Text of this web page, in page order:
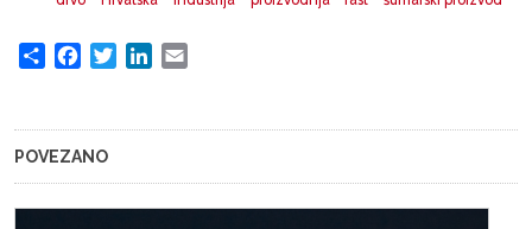
Share FacebookTwitterLinkedIn
POVEZANO